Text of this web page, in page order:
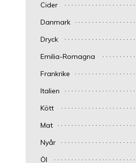
Cider
Danmark
Dryck
Emilia-Romagna
Frankrike
Italien
Kött
Mat
Nyår
Öl